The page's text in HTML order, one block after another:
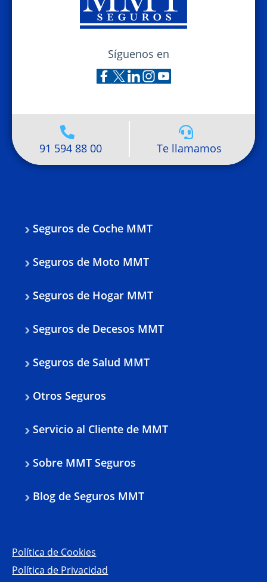
Síguenos en
91 594 88 00 Te llamamos
Seguros de Coche MMT
Seguros de Moto MMT
Seguros de Hogar MMT
Seguros de Decesos MMT
Seguros de Salud MMT
Otros Seguros
Servicio al Cliente de MMT
Sobre MMT Seguros
Blog de Seguros MMT
Política de Cookies
Política de Privacidad